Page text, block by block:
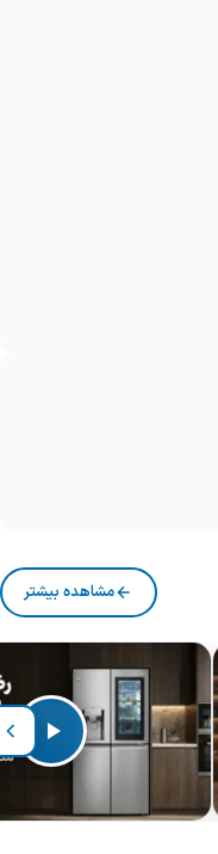
مشاهده بیشتر